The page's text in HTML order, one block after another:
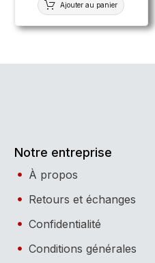
Ajouter au panier
Notre entreprise
À propos
Retours et échanges
Confidentialité
Conditions générales